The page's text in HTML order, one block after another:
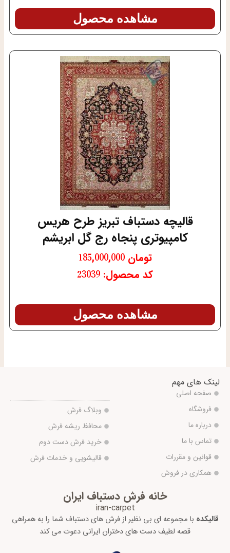
مشاهده محصول
قالیچه دستباف تبریز طرح هریس
کامپیوتری پنجاه رج گل ابریشم
تومان
کد محصول: 23039
مشاهده محصول
لینک های مهم
صفحه اصلی
فروشگاه
درباره ما
تماس با ما
قوانین و مقررات
همکاری در فروش
وبلاگ فرش
محافظ ریشه فرش
خرید فرش دست دوم
قالیشویی و خدمات فرش
خانه فرش دستباف ایران
iran-carpet
قالیکده با مجموعه ای بی نظیر از فرش های دستباف شما را به همراهی
قصه لطیف دست های دختران ایرانی دعوت می کند